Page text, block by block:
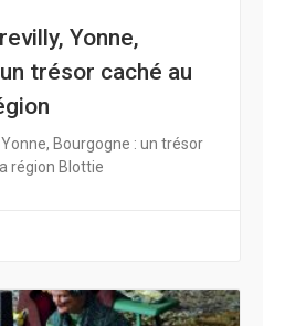
Yonne,
trésor caché au
Bourgogne : un trésor
région Blottie